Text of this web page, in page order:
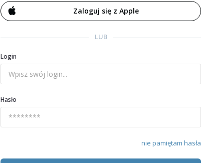
Zaloguj się z Apple
LUB
Login
Hasło
nie pamiętam hasła